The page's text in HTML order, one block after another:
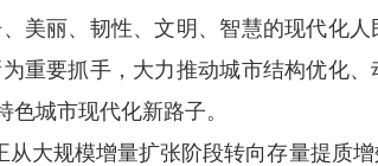
美丽、韧性、文明、智慧的现代化
重要抓手，大力推动城市结构优化
城市现代化新路子。
大规模增量扩张阶段转向存量提质